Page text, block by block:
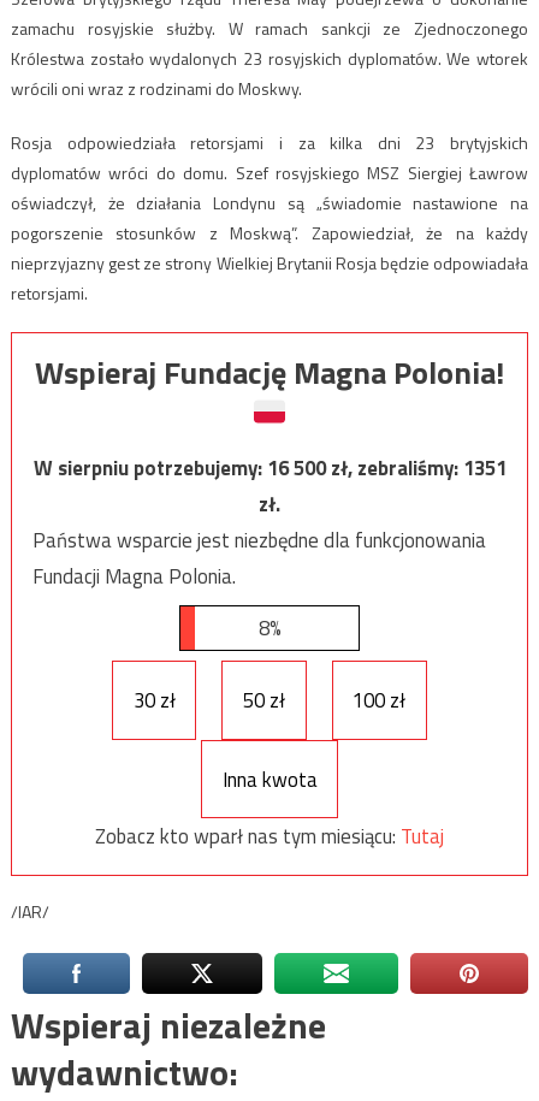
zamachu rosyjskie służby. W ramach sankcji ze Zjednoczonego
Królestwa zostało wydalonych 23 rosyjskich dyplomatów. We wtorek
wrócili oni wraz z rodzinami do Moskwy.
Rosja odpowiedziała retorsjami i za kilka dni 23 brytyjskich
dyplomatów wróci do domu. Szef rosyjskiego MSZ Siergiej Ławrow
oświadczył, że działania Londynu są „świadomie nastawione na
pogorszenie stosunków z Moskwą”. Zapowiedział, że na każdy
nieprzyjazny gest ze strony Wielkiej Brytanii Rosja będzie odpowiadała
retorsjami.
Wspieraj Fundację Magna Polonia!
W sierpniu potrzebujemy:16 500zł, zebraliśmy:1351
zł.
Państwa wsparcie jest niezbędne dla funkcjonowania
Fundacji Magna Polonia.
8%
30 zł 50 zł 100 zł
Inna kwota
Zobacz kto wparł nas tym miesiącu: Tutaj
/IAR/
Wspieraj niezależne
wydawnictwo: